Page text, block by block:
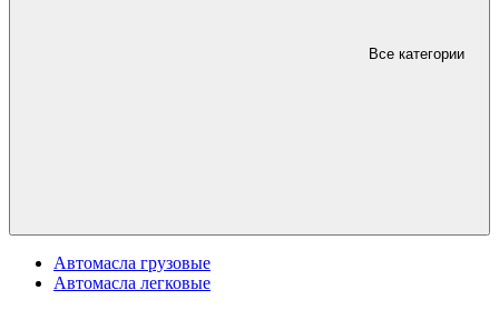
Все категории
Автомасла грузовые
Автомасла легковые